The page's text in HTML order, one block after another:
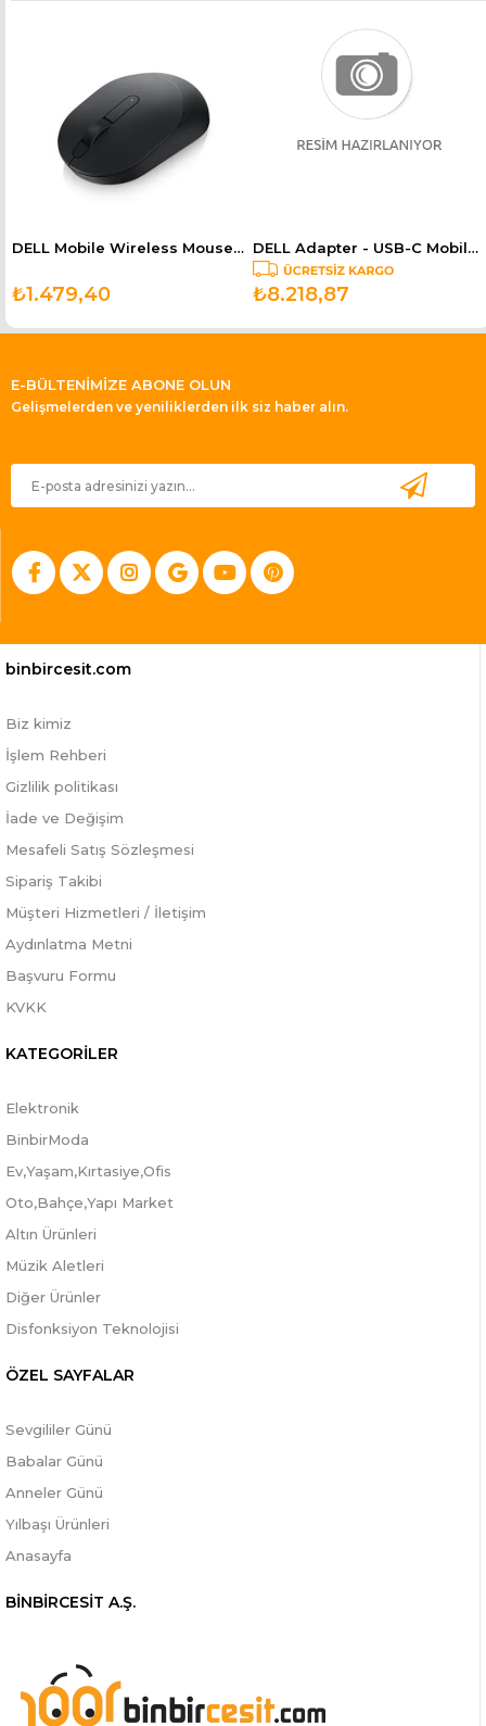
DELL Mobile Wireless Mouse - MS3320W - Black 570-ABHK
₺1.479,40
DELL Adapter - USB-C Mobile Adapter - DA310 470-AEUP
₺8.218,87
E-BÜLTENİMİZE ABONE OLUN
Gelişmelerden ve yeniliklerden ilk siz haber alın.
binbircesit.com
Biz kimiz
İşlem Rehberi
Gizlilik politikası
İade ve Değişim
Mesafeli Satış Sözleşmesi
Sipariş Takibi
Müşteri Hizmetleri / İletişim
Aydınlatma Metni
Başvuru Formu
KVKK
KATEGORİLER
Elektronik
BinbirModa
Ev,Yaşam,Kırtasiye,Ofis
Oto,Bahçe,Yapı Market
Altın Ürünleri
Müzik Aletleri
Diğer Ürünler
Disfonksiyon Teknolojisi
ÖZEL SAYFALAR
Sevgililer Günü
Babalar Günü
Anneler Günü
Yılbaşı Ürünleri
Anasayfa
BİNBİRCESİT A.Ş.